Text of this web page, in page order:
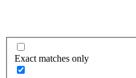
Exact matches only